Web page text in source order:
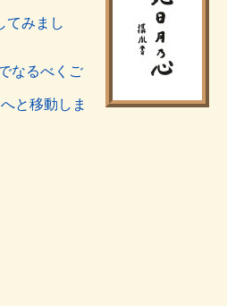
てみまし
なるべくご
と移動しま